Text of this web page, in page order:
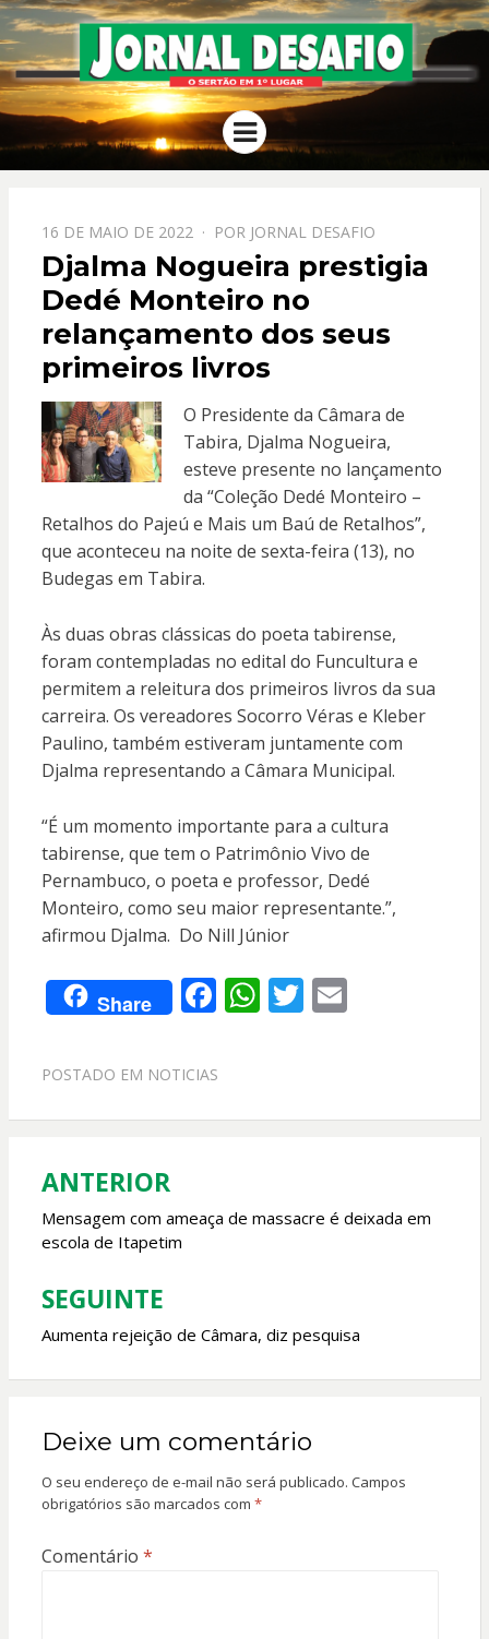
JORNAL
DESAFIO
O Sertão em 1º Lugar
Menu
PPOSTADO
EM
16 DE MAIO DE 2022 POR JORNAL DESAFIO
Djalma Nogueira prestigia
Dedé Monteiro no
relançamento dos seus
primeiros livros
O Presidente da Câmara de
Tabira, Djalma Nogueira,
esteve presente no lançamento
da “Coleção Dedé Monteiro –
Retalhos do Pajeú e Mais um Baú de Retalhos”,
que aconteceu na noite de sexta-feira (13), no
Budegas em Tabira.
Às duas obras clássicas do poeta tabirense,
foram contempladas no edital do Funcultura e
permitem a releitura dos primeiros livros da sua
carreira. Os vereadores Socorro Véras e Kleber
Paulino, também estiveram juntamente com
Djalma representando a Câmara Municipal.
“É um momento importante para a cultura
tabirense, que tem o Patrimônio Vivo de
Pernambuco, o poeta e professor, Dedé
Monteiro, como seu maior representante.”,
afirmou Djalma. Do Nill Júnior
Share F
e
o
k
W
A
p
T E
POSTADO EM NOTICIAS
Navegação
de
Post
ANTERIOR
Mensagem com ameaça de massacre é deixada em
escola de Itapetim
SEGUINTE
Aumenta rejeição de Câmara, diz pesquisa
Deixe um comentário
O seu endereço de e-mail não será publicado. Campos
obrigatórios são marcados com *
Comentário *